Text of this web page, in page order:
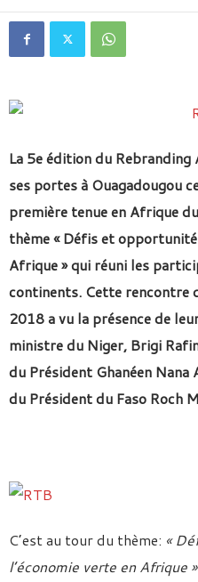
La 5e édition du
ses portes à Ouagadougou
première tenue en Afrique
thème « Défis et
Afrique » qui réuni les
continents. Cette rencontre
2018 a vu la présence de
ministre du Niger, Brigi
du Président Ghanéen
du Président du Faso Roch
C’est au tour du thème: «
l’économie verte en Afrique »